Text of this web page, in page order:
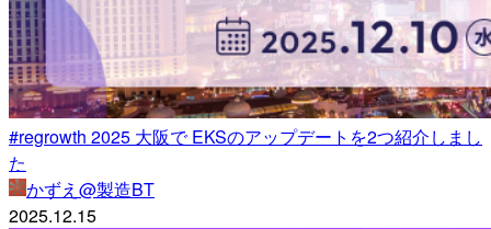
#regrowth 2025 大阪で EKSのアップデートを2つ紹介しまし
た
かずえ@製造BT
2025.12.15